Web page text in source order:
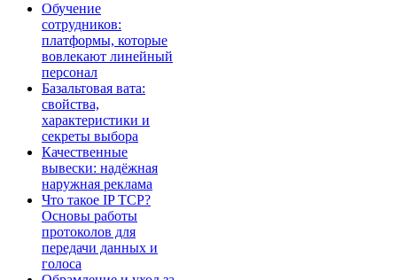
Обучение
сотрудников:
платформы, которые
вовлекают линейный
персонал
Базальтовая вата:
свойства,
характеристики и
секреты выбора
Качественные
вывески: надёжная
наружная реклама
Что такое IP TCP?
Основы работы
протоколов для
передачи данных и
голоса